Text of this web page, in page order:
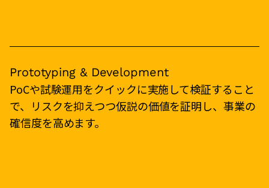
Prototyping & Development
PoCや試験運用をクイックに実施して検証すること
で、リスクを抑えつつ仮説の価値を証明し、事業の
確信度を高めます。